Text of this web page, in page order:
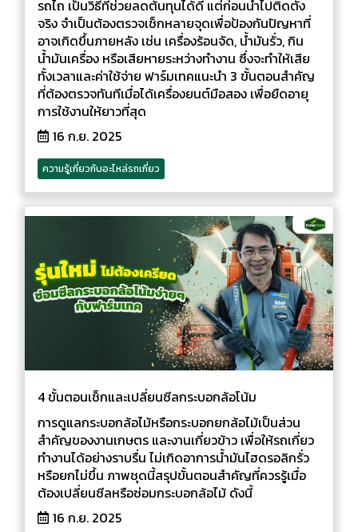
รถไถ เป็นวิธีที่ช่วยลดต้นทุนได้ดี แต่ก่อนนำไปติดตั้ง
จริง จำเป็นต้องตรวจเช็กหลายจุดเพื่อป้องกันปัญหาที่
อาจเกิดขึ้นภายหลัง เช่น เครื่องร้อนจัด, น้ำมันรั่ว, กิน
น้ำมันเครื่อง หรือเสียหายระหว่างทำงาน ซึ่งจะทำให้เสีย
ทั้งเวลาและค่าใช้จ่าย ฟาร์มเทคแนะนำ 3 ขั้นตอนสำคัญ
ที่ต้องตรวจทันทีเมื่อได้เครื่องยนต์มือสอง เพื่อยืดอายุ
การใช้งานให้ยาวที่สุด
16 ก.ย. 2025
ความรู้เกี่ยวกับอะไหล่รถเกี่ยว
4 ขั้นตอนเช็กและเปลี่ยนซีลกระบอกล้อโน้ม
การดูแลกระบอกล้อไม้หรือกระบอกยกล้อไม้เป็นส่วน
สำคัญของงานเกษตร และงานเกี่ยวข้าว เพื่อให้รถเกี่ยว
ทำงานได้อย่างราบรื่น ไม่เกิดอาการน้ำมันไฮดรอลิกรั่ว
หรือยกไม่ขึ้น ภาพชุดนี้สรุปขั้นตอนสำคัญที่ควรรู้เมื่อ
ต้องเปลี่ยนซีลหรือซ่อมกระบอกล้อไม้ ดังนี้
16 ก.ย. 2025